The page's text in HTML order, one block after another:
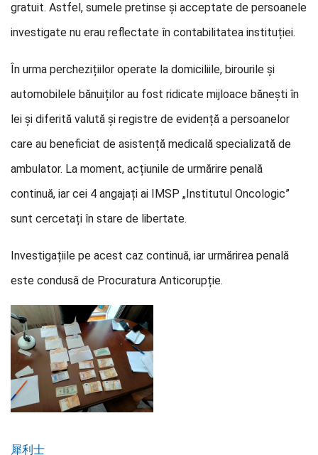
gratuit. Astfel, sumele pretinse și acceptate de persoanele
investigate nu erau reflectate în contabilitatea instituției.
În urma perchezițiilor operate la domiciliile, birourile și
automobilele bănuiților au fost ridicate mijloace bănești în
lei și diferită valută și registre de evidență a persoanelor
care au beneficiat de asistență medicală specializată de
ambulator. La moment, acțiunile de urmărire penală
continuă, iar cei 4 angajați ai IMSP „Institutul Oncologic”
sunt cercetați în stare de libertate.
Investigațiile pe acest caz continuă, iar urmărirea penală
este condusă de Procuratura Anticorupție.
犀利士